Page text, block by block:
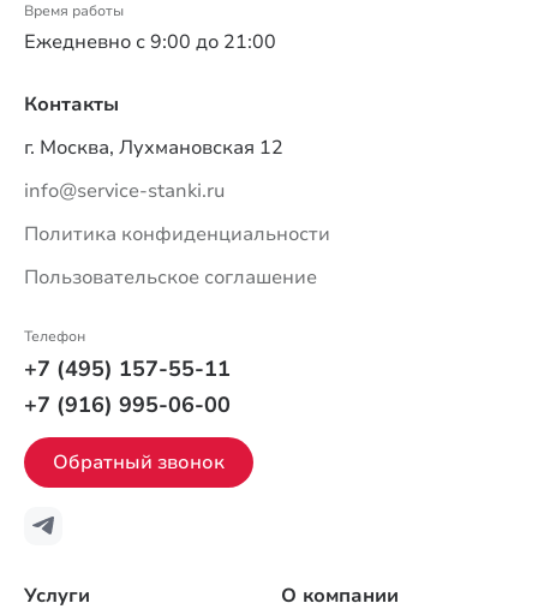
Время работы
Ежедневно с 9:00 до 21:00
Услуги О компании
Контакты
г. Москва, Лухмановская 12
info@service-stanki.ru
Политика конфиденциальности
Пользовательское соглашение
Телефон
+7 (495) 157-55-11
+7 (916) 995-06-00
Обратный звонок